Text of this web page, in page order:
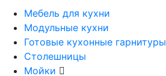
Мебель для кухни
Модульные кухни
Готовые кухонные гарнитуры
Столешницы
Мойки